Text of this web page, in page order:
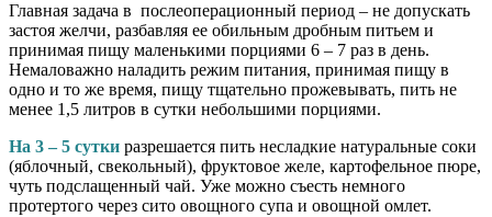
Главная задача в послеоперационный период – не допускать
застоя желчи, разбавляя ее обильным дробным питьем и
принимая пищу маленькими порциями 6 – 7 раз в день.
Немаловажно наладить режим питания, принимая пищу в
одно и то же время, пищу тщательно прожевывать, пить не
менее 1,5 литров в сутки небольшими порциями.
На 3 – 5 сутки разрешается пить несладкие натуральные соки
(яблочный, свекольный), фруктовое желе, картофельное пюре,
чуть подслащенный чай. Уже можно съесть немного
протертого через сито овощного супа и овощной омлет.